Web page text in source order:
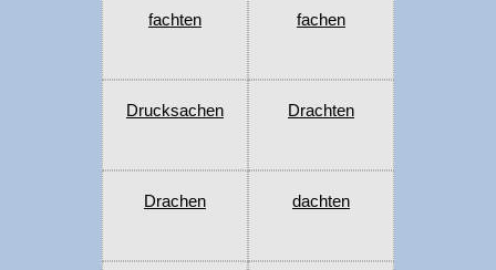
fachten fachen
Drucksachen Drachten
Drachen dachten